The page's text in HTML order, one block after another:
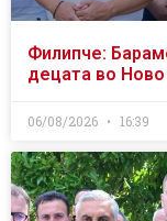
Филипче:
децата во
06/08/2026 16:39